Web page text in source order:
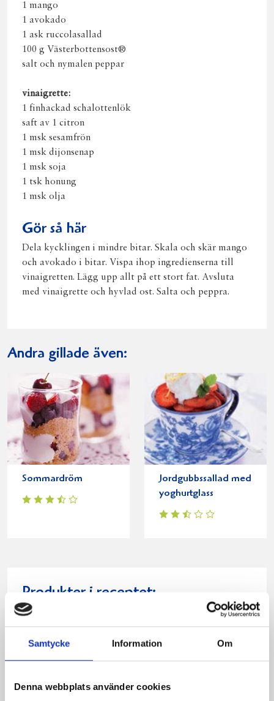
Samtycke Information Om
Denna webbplats använder cookies
1 mango
1 avokado
1 ask ruccolasallad
100 g Västerbottensost®
salt och nymalen peppar
vinaigrette:
1 finhackad schalottenlök
saft av 1 citron
1 msk sesamfrön
1 msk dijonsenap
1 msk soja
1 tsk honung
1 msk olja
Gör så här
Dela kycklingen i mindre bitar. Skala och skär mango
och avokado i bitar. Vispa ihop ingredienserna till
vinaigretten. Lägg upp allt på ett stort fat. Avsluta
med vinaigrette och hyvlad ost. Salta och peppra.
Andra gillade även:
Sommardröm
Jordgubbssallad med
yoghurtglass
Produkter i receptet: